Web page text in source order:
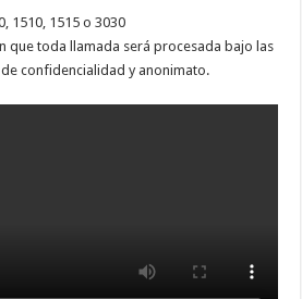
1510, 1515 o 3030
que toda llamada será procesada bajo las
confidencialidad y anonimato.